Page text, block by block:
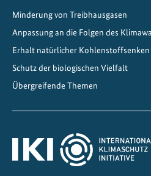
Minderung von Treibhausgasen
Anpassung an die Folgen des
Erhalt natürlicher Kohlenstoffsenken
Schutz der biologischen Vielfalt
Übergreifende Themen